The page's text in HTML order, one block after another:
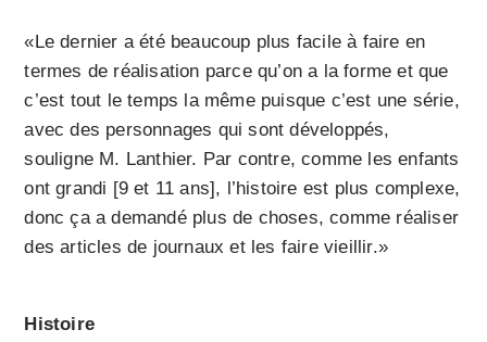
«Le dernier a été beaucoup plus facile à faire en
termes de réalisation parce qu’on a la forme et que
c’est tout le temps la même puisque c’est une série,
avec des personnages qui sont développés,
souligne M. Lanthier. Par contre, comme les enfants
ont grandi [9 et 11 ans], l’histoire est plus complexe,
donc ça a demandé plus de choses, comme réaliser
des articles de journaux et les faire vieillir.»
Histoire